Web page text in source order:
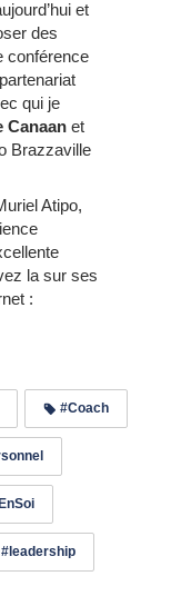
et
des
conférence
qui je
Canaan et
Brazzaville
Atipo,
la sur ses
:
#Coach
#leadership